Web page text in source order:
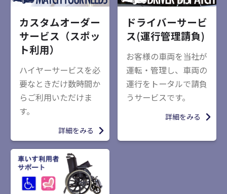
カスタムオーダー
サービス（スポッ
ト利用）
ハイヤーサービスを必
要なときだけ数時間か
らご利用いただけま
す。
詳細をみる
ドライバーサービ
ス(運行管理請負)
お客様の車両を当社が
運転・管理し、車両の
運行をトータルで請負
うサービスです。
詳細をみる